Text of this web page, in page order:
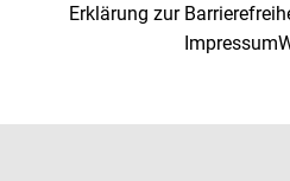
Erklärung zur
Impressum